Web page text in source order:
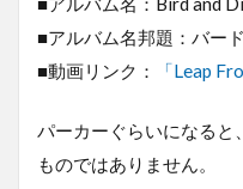
■アルバム名邦題：バー
■動画リンク：
「Leap
パーカーぐらいになると
ものではありません。